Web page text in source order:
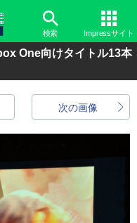
検索 Impressサイト
One向けタイトル13本
次の画像